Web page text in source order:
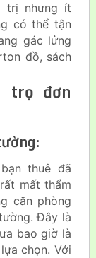
trị nhưng ít
có thể tận
gác lửng
đồ, sách
trọ đơn
thuê đã
mất thẩm
căn phòng
Đây là
bao giờ là
chọn. Với